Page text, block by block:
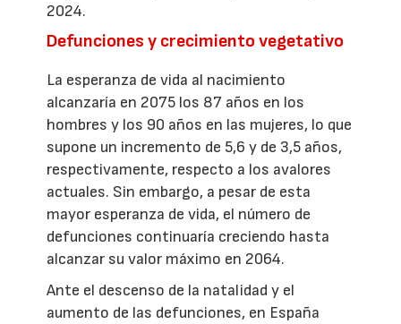
2024.
Defunciones y crecimiento vegetativo
La esperanza de vida al nacimiento
alcanzaría en 2075 los 87 años en los
hombres y los 90 años en las mujeres, lo que
supone un incremento de 5,6 y de 3,5 años,
respectivamente, respecto a los avalores
actuales. Sin embargo, a pesar de esta
mayor esperanza de vida, el número de
defunciones continuaría creciendo hasta
alcanzar su valor máximo en 2064.
Ante el descenso de la natalidad y el
aumento de las defunciones, en España